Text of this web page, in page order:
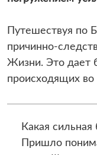
Путешествуя по
причинно-
Жизни. Это дает
происходящих
Какая
Пришло